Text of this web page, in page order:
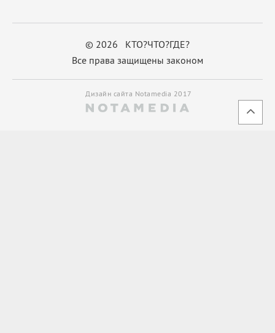
© 2026 КТО?ЧТО?ГДЕ?
Все права защищены законом
Дизайн сайта Notamedia 2017